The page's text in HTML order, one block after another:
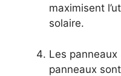
maximisent
solaire.
Les
panneaux